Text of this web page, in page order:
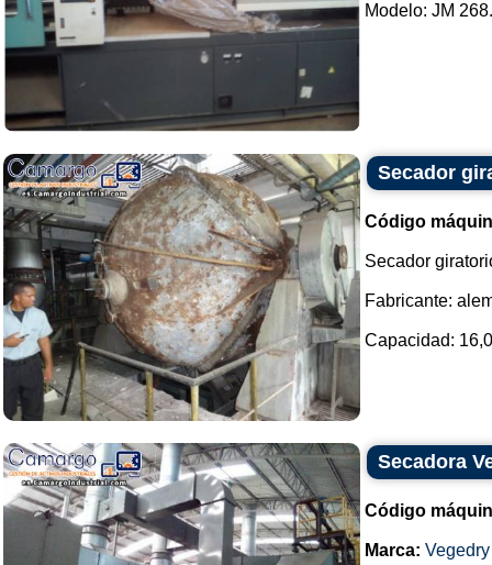
Modelo: JM
Secador
Código
Secador
Fabricante:
Capacidad:
Secadora
Código
Marca: Vegedry